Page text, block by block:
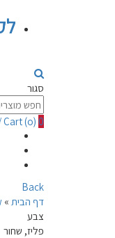
סגור
Search
for:
Cart (o) 0
Back
דף הבית »
צבע
פליז, שחור